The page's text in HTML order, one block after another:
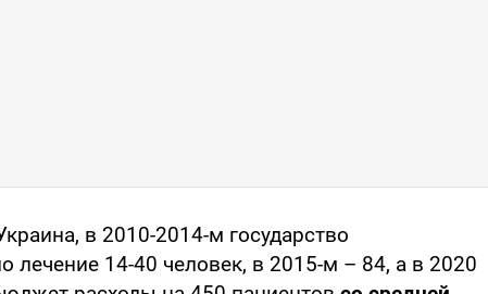
в 2010-2014-м государство
лечение 14-40 человек, в 2015-м – 84, а в 2020